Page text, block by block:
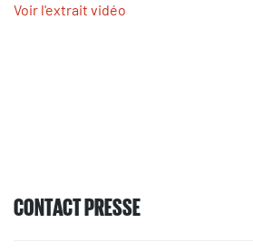
Voir l'extrait vidéo
CONTACT PRESSE